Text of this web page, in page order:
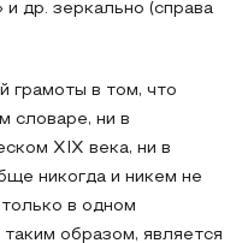
и др. зеркально (справа
грамоты в том, что
словаре, ни в
XIX века, ни в
никогда и никем не
в одном
образом, является